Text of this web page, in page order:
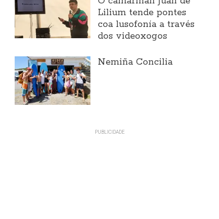
Lilium tende pontes
coa lusofonía a través
dos videoxogos
Nemiña Concilia